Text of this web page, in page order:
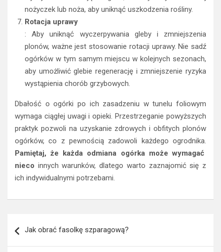
dojrzałych owoców na roślinie może wpłynąć na jej
wydajność. Zbierając ogórki, należy używać ostrej
nożyczek lub noża, aby uniknąć uszkodzenia rośliny.
Rotacja uprawy
: Aby uniknąć wyczerpywania gleby i zmniejszenia
plonów, ważne jest stosowanie rotacji uprawy. Nie sadź
ogórków w tym samym miejscu w kolejnych sezonach,
aby umożliwić glebie regenerację i zmniejszenie ryzyka
wystąpienia chorób grzybowych.
Dbałość o ogórki po ich zasadzeniu w tunelu foliowym
wymaga ciągłej uwagi i opieki. Przestrzeganie powyższych
praktyk pozwoli na uzyskanie zdrowych i obfitych plonów
ogórków, co z pewnością zadowoli każdego ogrodnika.
Pamiętaj, że każda odmiana ogórka może wymagać
innych warunków, dlatego warto zaznajomić się z
Jak obrać fasolkę szparagową?